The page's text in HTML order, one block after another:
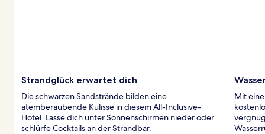
Strandglück erwartet dich
Die schwarzen Sandstrände bilden eine
atemberaubende Kulisse in diesem All-Inclusive-
Hotel. Lasse dich unter Sonnenschirmen nieder oder
schlürfe Cocktails an der Strandbar.
Mit